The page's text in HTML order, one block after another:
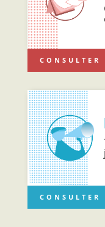
CONSULTER
CONSULTER